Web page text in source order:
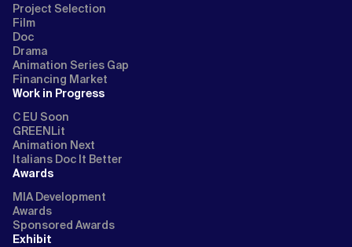
Project Selection
Film
Doc
Drama
Animation Series Gap
Financing Market
Work in Progress
C EU Soon
GREENLit
Animation Next
Italians Doc It Better
Awards
MIA Development
Awards
Sponsored Awards
Exhibit